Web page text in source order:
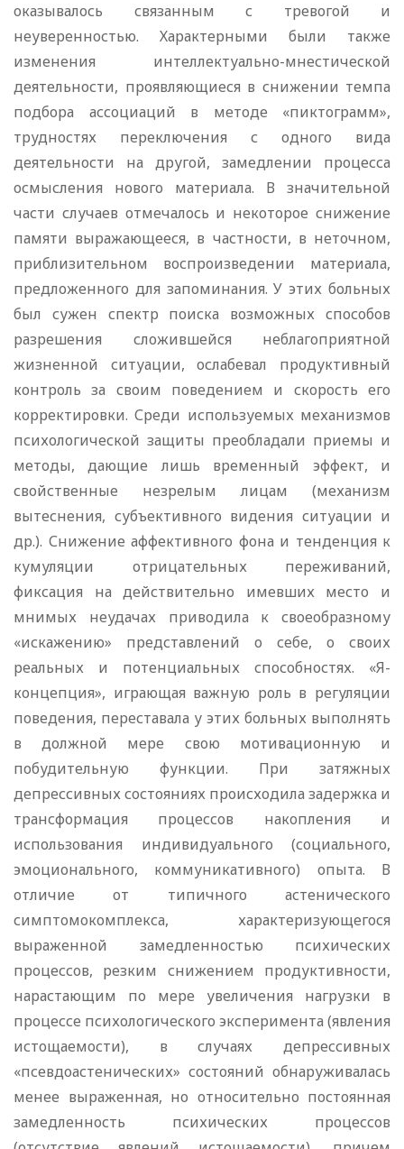
оказывалось связанным с тревогой и
неуверенностью. Характерными были также
изменения интеллектуально-мнестической
деятельности, проявляющиеся в снижении темпа
подбора ассоциаций в методе «пиктограмм»,
трудностях переключения с одного вида
деятельности на другой, замедлении процесса
осмысления нового материала. В значительной
части случаев отмечалось и некоторое снижение
памяти выражающееся, в частности, в неточном,
приблизительном воспроизведении материала,
предложенного для запоминания. У этих больных
был сужен спектр поиска возможных способов
разрешения сложившейся неблагоприятной
жизненной ситуации, ослабевал продуктивный
контроль за своим поведением и скорость его
корректировки. Среди используемых механизмов
психологической защиты преобладали приемы и
методы, дающие лишь временный эффект, и
свойственные незрелым лицам (механизм
вытеснения, субъективного видения ситуации и
др.). Снижение аффективного фона и тенденция к
кумуляции отрицательных переживаний,
фиксация на действительно имевших место и
мнимых неудачах приводила к своеобразному
«искажению» представлений о себе, о своих
реальных и потенциальных способностях. «Я-
концепция», играющая важную роль в регуляции
поведения, переставала у этих больных выполнять
в должной мере свою мотивационную и
побудительную функции. При затяжных
депрессивных состояниях происходила задержка и
трансформация процессов накопления и
использования индивидуального (социального,
эмоционального, коммуникативного) опыта. В
отличие от типичного астенического
симптомокомплекса, характеризующегося
выраженной замедленностью психических
процессов, резким снижением продуктивности,
нарастающим по мере увеличения нагрузки в
процессе психологического эксперимента (явления
истощаемости), в случаях депрессивных
«псевдоастенических» состояний обнаруживалась
менее выраженная, но относительно постоянная
замедленность психических процессов